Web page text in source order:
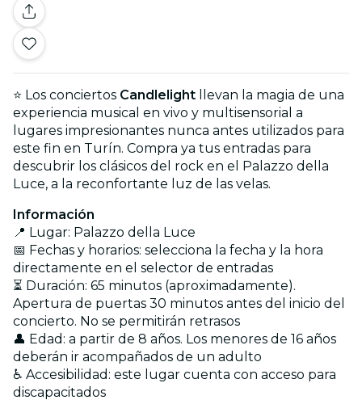
⭐ Los conciertos Candlelight llevan la magia de una
experiencia musical en vivo y multisensorial a
lugares impresionantes nunca antes utilizados para
este fin en Turín. Compra ya tus entradas para
descubrir los clásicos del rock en el Palazzo della
Luce, a la reconfortante luz de las velas.
Información
📍 Lugar: Palazzo della Luce
📅 Fechas y horarios: selecciona la fecha y la hora
directamente en el selector de entradas
⏳ Duración: 65 minutos (aproximadamente).
Apertura de puertas 30 minutos antes del inicio del
concierto. No se permitirán retrasos
👤 Edad: a partir de 8 años. Los menores de 16 años
deberán ir acompañados de un adulto
♿ Accesibilidad: este lugar cuenta con acceso para
discapacitados